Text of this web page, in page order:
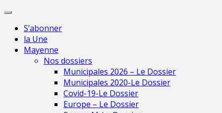
Skip
contentS’abonner
la Une
Mayenne
Nos dossiers
Municipales 2026 – Le Dossier
Municipales 2020-Le Dossier
Covid-19-Le Dossier
Europe – Le Dossier
indépendante en
Mayenne